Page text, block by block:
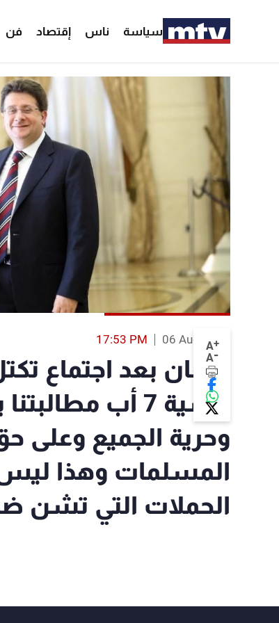
سياسة ناس إقتصاد فن
A+
A-
06 Aug 2019
17:53 PM
كنعان بعد اجتماع
عشية 7 أب
وحرية الجميع وعلى
المسلمات وهذا ليس
الحملات التي تشن